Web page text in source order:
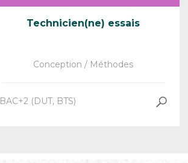
Technicien(ne) essais
Conception / Méthodes
BAC+2 (DUT, BTS)